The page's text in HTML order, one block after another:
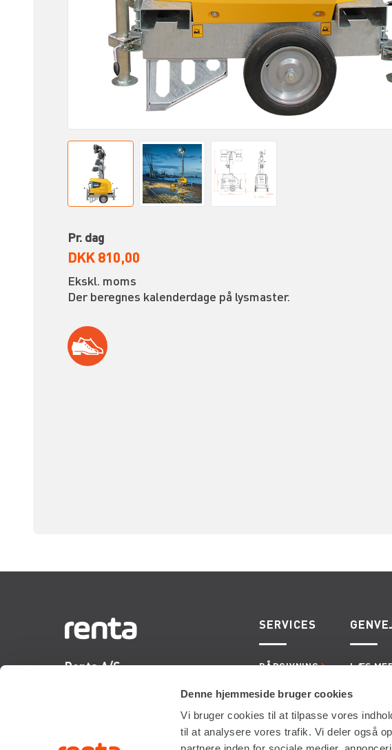
Denne hjemmeside bruger cookies
Vi bruger cookies til at tilpasse vores
til at analysere vores trafik. Vi deler også
Pr. dag
DKK 810,00
Ekskl. moms
Der beregnes kalenderdage på lysmaster.
Renta A/S
E-mail:info@renta.dk
SERVICES
RÅDGIVNING
LIFTOPMÅLING
LÆS
LEJE-